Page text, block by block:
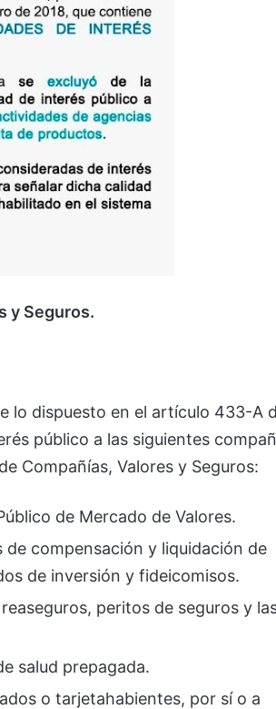
y Seguros.
lo dispuesto en el artículo 433-A
público a las siguientes
Compañías, Valores y Seguros:
de Mercado de Valores.
compensación y liquidación de
de inversión y fideicomisos.
peritos de seguros y
salud prepagada.
o tarjetahabientes, por sí o a